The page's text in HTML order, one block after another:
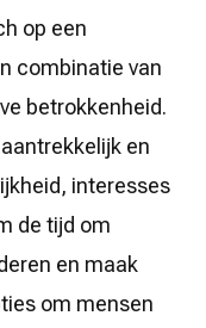
op een
combinatie van
betrokkenheid.
en
interesses
de tijd om
en maak
om mensen